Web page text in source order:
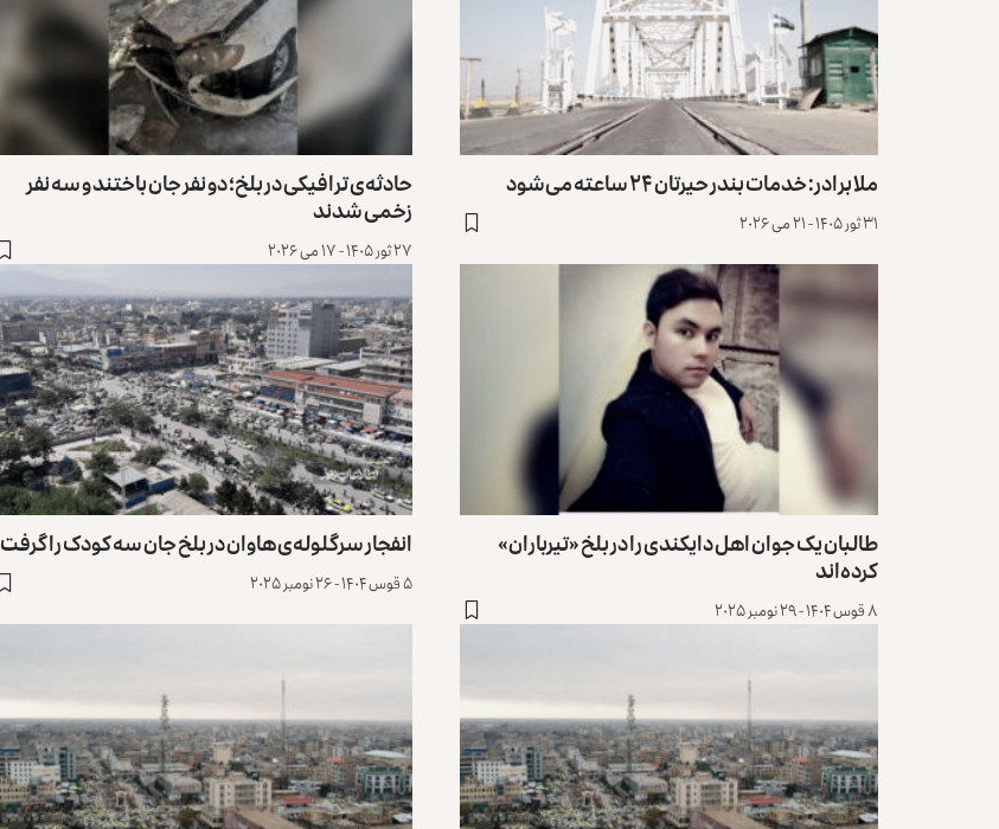
ملا برادر: خدمات بندر حیرتان ۲۴ ساعته می‌شود
۳۱ ثور ۱۴۰۵ - ۲۱ می ۲۰۲۶
حادثه‌‌ی ترافیکی در بلخ؛ دو نفر جان باختند و سه نفر
زخمی شدند
۲۷ ثور ۱۴۰۵ - ۱۷ می ۲۰۲۶
طالبان یک جوان اهل دایکندی را در بلخ «تیرباران»
کرده‌اند
۸ قوس ۱۴۰۴ - ۲۹ نومبر ۲۰۲۵
انفجار سرگلوله‌ی هاوان در بلخ جان سه کودک را گرفت
۵ قوس ۱۴۰۴ - ۲۶ نومبر ۲۰۲۵